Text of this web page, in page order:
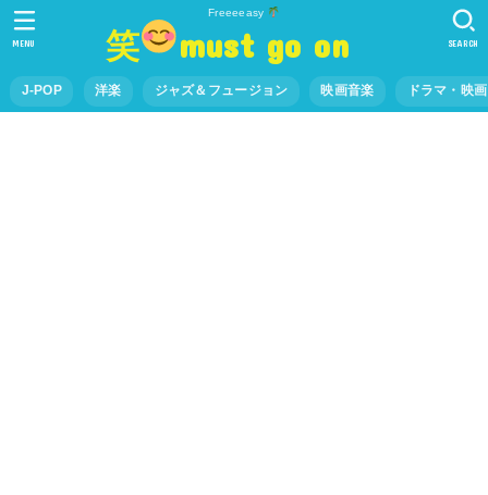
Freeeeasy
笑 must go on
J-POP 洋楽 ジャズ＆フュージョン 映画音楽 ドラマ・映
SEARCH
MENU